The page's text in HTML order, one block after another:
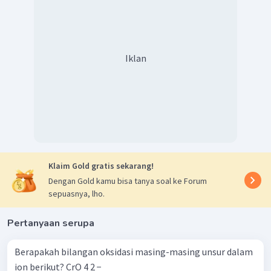
Jadi, reaksi
merupakan reaksi
redoks
Iklan
Klaim Gold gratis sekarang!
Dengan Gold kamu bisa tanya soal ke Forum
sepuasnya, lho.
Pertanyaan serupa
Berapakah bilangan oksidasi masing-masing unsur dalam
ion berikut? CrO 4 2 − ​